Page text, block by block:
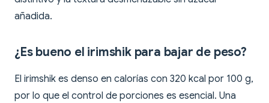
añadida.
¿Es bueno el irimshik para bajar de peso?
El irimshik es denso en calorías con 320 kcal por 100 g,
por lo que el control de porciones es esencial. Una